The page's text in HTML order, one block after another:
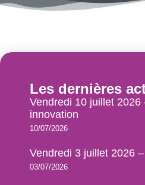
Les dernières
Vendredi 10 juillet 2026
innovation
10/07/2026
Vendredi 3 juillet 2026
03/07/2026